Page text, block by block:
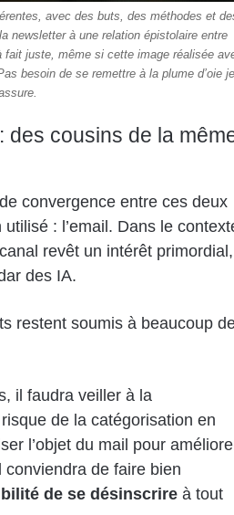
avec des buts, des méthodes et
newsletter à une relation épistolaire entre
fait juste, même si cette image réalisée
besoin de se remettre à la plume d’oie je
des cousins de la
convergence entre ces deux
: l’email. Dans le
revêt un intérêt primordial,
des IA.
restent soumis à beaucoup
il faudra veiller à la
de la catégorisation en
l’objet du mail pour
conviendra de faire bien
de se désinscrireà tout